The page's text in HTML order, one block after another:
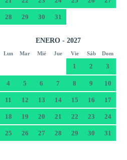
28 29 30 31
ENERO - 2027
Lun Mar Mié Jue Vie Sáb Dom
1 2 3
4 5 6 7 8 9 10
11 12 13 14 15 16 17
18 19 20 21 22 23 24
25 26 27 28 29 30 31